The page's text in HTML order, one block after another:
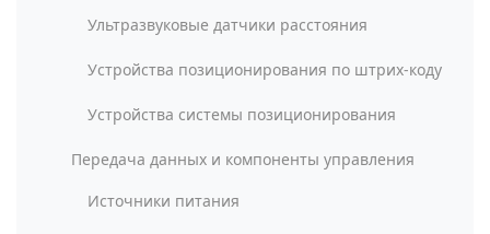
Ультразвуковые датчики расстояния
Устройства позиционирования по штрих-коду
Устройства системы позиционирования
Передача данных и компоненты управления
Источники питания